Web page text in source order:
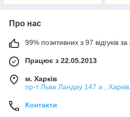
Про нас
99% позитивних з 97 відгуків за
Працює з 22.05.2013
м. Харків
пр-т Льва Ландау 147 а ,
Контакти